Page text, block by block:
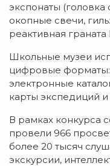
экспонаты
окопные свечи,
реактивная
Школьные музеи
цифровые форматы:
электронные
карты экспедиций
В рамках конкурса
провели 966
более 20 тысяч
экскурсии,